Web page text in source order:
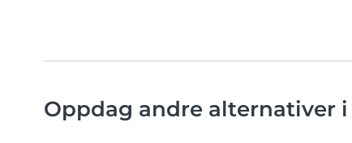
Oppdag andre alternativer